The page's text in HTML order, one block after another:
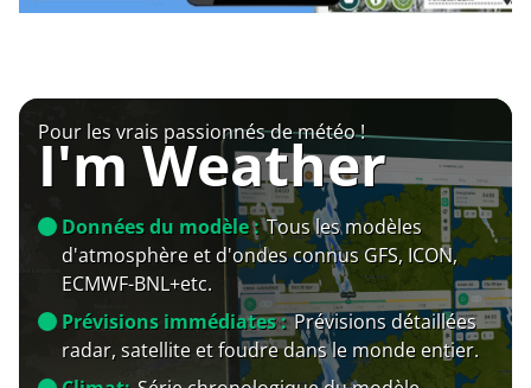
Pour les vrais passionnés de météo !
I'm Weather
Données du modèle : Tous les modèles
d'atmosphère et d'ondes connus GFS, ICON,
ECMWF-BNL+etc.
Prévisions immédiates : Prévisions détaillées
radar, satellite et foudre dans le monde entier.